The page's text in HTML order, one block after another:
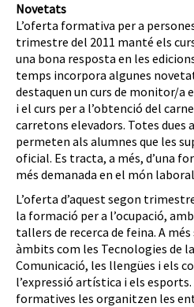
Novetats
L’oferta formativa per a
trimestre del 2011 manté els
una bona resposta en les
temps incorpora algunes
destaquen un curs de monitor/a
i el curs per a l’obtenció del
carretons elevadors. Totes dues
permeten als alumnes que les
oficial. Es tracta, a més, d’una
més demanada en el món
L’oferta d’aquest segon
la formació per a l’ocupació,
tallers de recerca de feina. A
àmbits com les Tecnologies de
Comunicació, les llengües i els
l’expressió artística i els
formatives les organitzen les